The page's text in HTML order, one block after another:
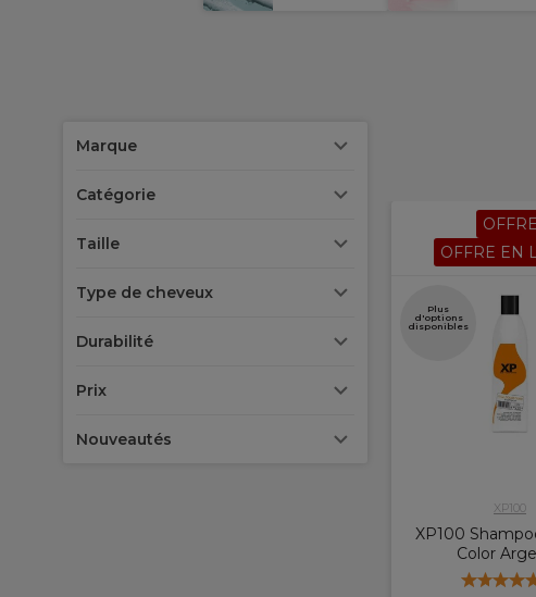
Marque
Catégorie
Taille
Type de cheveux
Durabilité
Prix
Nouveautés
OFFRE
OFFRE EN
Plus
d'options
disponibles
XP100
XP100
Color